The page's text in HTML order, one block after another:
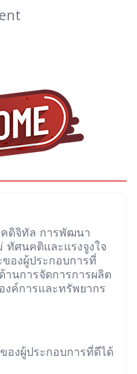
คดิจิทัล การพัฒนา
ทัศนคติและแรงจูงใจ
องผู้ประกอบการที่
านการจัดการการผลิต
งค์การและทรัพยากร
งผู้ประกอบการที่ดีได้